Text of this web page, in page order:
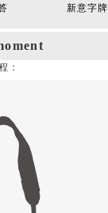
新意字牌
：